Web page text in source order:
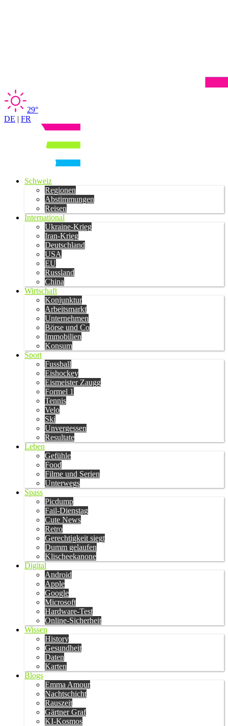
29°
DE | FR
Schweiz
Regionen
Abstimmungen
Reisen
International
Ukraine-Krieg
Iran-Krieg
Deutschland
USA
EU
Russland
China
Wirtschaft
Konjunktur
Arbeitsmarkt
Unternehmen
Börse und Co
Immobilien
Konsum
Sport
Fussball
Eishockey
Eismeister Zaugg
Formel 1
Tennis
Velo
Ski
Unvergessen
Resultate
Leben
Gefühle
Food
Filme und Serien
Unterwegs
Spass
Picdump
Fail-Dienstag
Cute News
Retro
Gerechtigkeit siegt
Dumm gelaufen
Klischeekanone
Digital
Android
Apple
Google
Microsoft
Hardware-Test
Online-Sicherheit
Wissen
History
Gesundheit
Daten
Karten
Blogs
Emma Amour
Nachtschicht
Rauszeit
Gärtner Graf
KI-Kosmos